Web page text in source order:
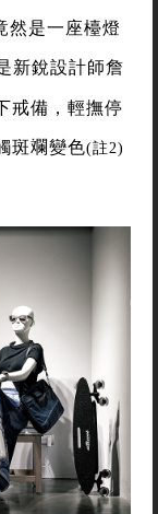
然是一座檯燈
新銳設計師詹
戒備，輕撫停
斑斕變色(註2)